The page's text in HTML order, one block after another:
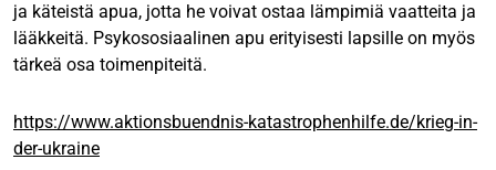
ja käteistä apua, jotta he voivat ostaa lämpimiä vaatteita ja
lääkkeitä. Psykososiaalinen apu erityisesti lapsille on myös
tärkeä osa toimenpiteitä.
https://www.aktionsbuendnis-katastrophenhilfe.de/krieg-in-
der-ukraine